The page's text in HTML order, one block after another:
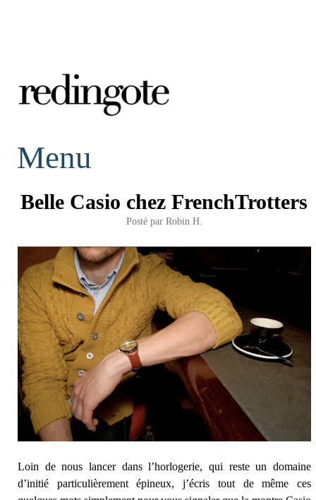
redingote.
Menu
Belle Casio chez FrenchTrotters
Posté par Robin H.
Loin de nous lancer dans l’horlogerie, qui reste un domaine
d’initié particulièrement épineux, j’écris tout de même ces